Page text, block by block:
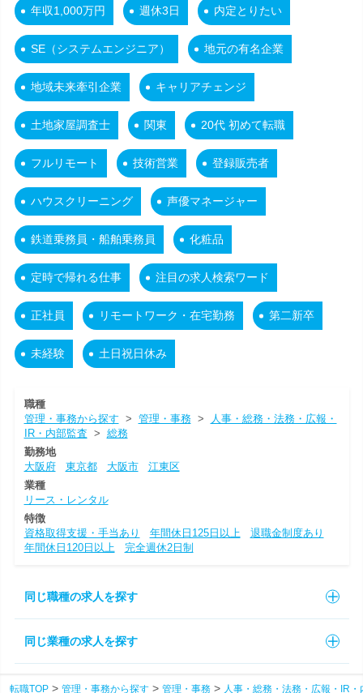
年収1,000万円 週休3日 内定とりたい
SE（システムエンジニア） 地元の有名企業
地域未来牽引企業 キャリアチェンジ
土地家屋調査士 関東 20代 初めて転職
フルリモート 技術営業 登録販売者
ハウスクリーニング 声優マネージャー
鉄道乗務員・船舶乗務員 化粧品
定時で帰れる仕事 注目の求人検索ワード
正社員 リモートワーク・在宅勤務 第二新卒
未経験 土日祝日休み
職種
管理・事務から探す > 管理・事務>
人事・総務・法務・広報・
IR・内部監査 > 総務
勤務地
大阪府
東京都 大阪市
江東区
業種
リース・レンタル
特徴
資格取得支援・手当あり
年間休日125日以上
退職金制度あり
年間休日120日以上
完全週休2日制
同じ職種の求人を探す
同じ業種の求人を探す
転職TOP 管理・事務から探す 管理・事務 人事・総務・法務・広報・IR・